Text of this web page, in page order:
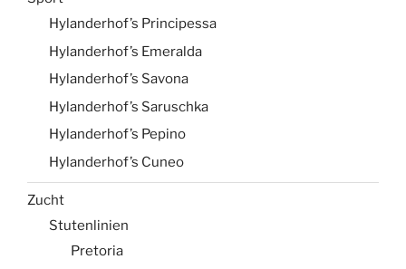
Hylanderhof’s Principessa
Hylanderhof’s Emeralda
Hylanderhof’s Savona
Hylanderhof’s Saruschka
Hylanderhof’s Pepino
Hylanderhof’s Cuneo
Zucht
Stutenlinien
Pretoria